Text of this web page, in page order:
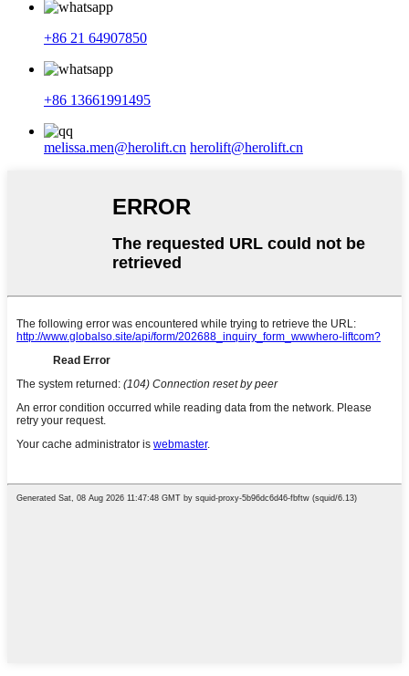
+86 21 64907850
+86 13661991495
melissa.men@herolift.cn herolift@herolift.cn